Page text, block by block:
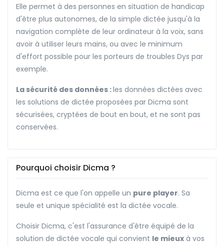
Elle permet à des personnes en situation de handicap
d'être plus autonomes, de la simple dictée jusqu'à la
navigation complète de leur ordinateur à la voix, sans
avoir à utiliser leurs mains, ou avec le minimum
d'effort possible pour les porteurs de troubles Dys par
exemple.
La sécurité des données :les données dictées avec
les solutions de dictée proposées par Dicma sont
sécurisées, cryptées de bout en bout, et ne sont pas
conservées.
Pourquoi choisir Dicma ?
Dicma est ce que l'on appelle un pure player. Sa
seule et unique spécialité est la dictée vocale.
Choisir Dicma, c'est l'assurance d'être équipé de la
solution de dictée vocale qui convient le mieux à vos